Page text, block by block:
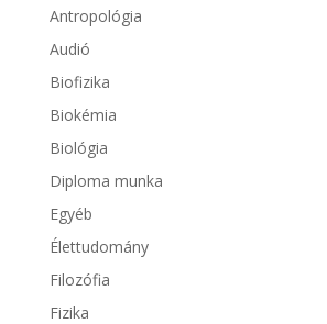
Antropológia
Audió
Biofizika
Biokémia
Biológia
Diploma munka
Egyéb
Élettudomány
Filozófia
Fizika